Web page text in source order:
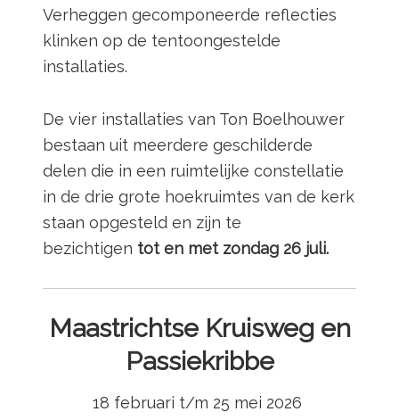
Verheggen gecomponeerde reflecties
klinken op de tentoongestelde
installaties.
De vier installaties van Ton Boelhouwer
bestaan uit meerdere geschilderde
delen die in een ruimtelijke constellatie
in de drie grote hoekruimtes van de kerk
staan opgesteld en zijn te
bezichtigen tot en met zondag 26 juli.
Maastrichtse Kruisweg en
Passiekribbe
18 februari t/m 25 mei 2026